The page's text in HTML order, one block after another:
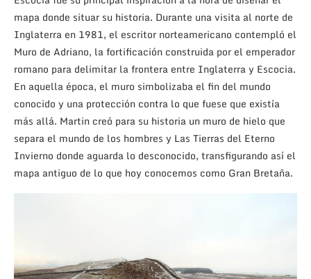
mapa donde situar su historia. Durante una visita al norte de
Inglaterra en 1981, el escritor norteamericano contempló el
Muro de Adriano, la fortificación construida por el emperador
romano para delimitar la frontera entre Inglaterra y Escocia.
En aquella época, el muro simbolizaba el fin del mundo
conocido y una protección contra lo que fuese que existía
más allá. Martin creó para su historia un muro de hielo que
separa el mundo de los hombres y Las Tierras del Eterno
Invierno donde aguarda lo desconocido, transfigurando así el
mapa antiguo de lo que hoy conocemos como Gran Bretaña.